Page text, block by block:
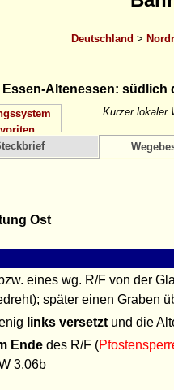
Deutschland >
Essen-Altenessen: südlich
Kurzer lokaler
Ost
eines wg. R/F von der
später einen Graben
links versetzt und die
Ende des R/F (
3.06b